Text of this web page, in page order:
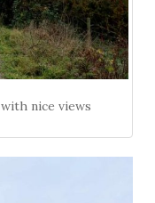
nice views